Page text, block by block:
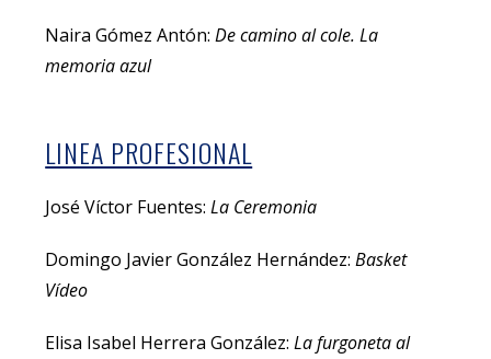
Naira Gómez Antón:De camino al cole. La
memoria azul
LINEA PROFESIONAL
José Víctor Fuentes:La Ceremonia
Domingo Javier González Hernández:Basket
Vídeo
Elisa Isabel Herrera González:La furgoneta al